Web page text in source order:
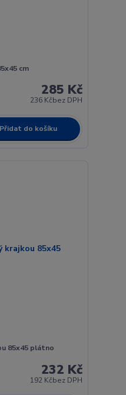
cm
285 Kč
236 Kčbez DPH
Přidat do košíku
85x45 plátno
232 Kč
192 Kčbez DPH